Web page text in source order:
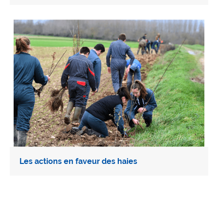
Les actions en faveur des haies